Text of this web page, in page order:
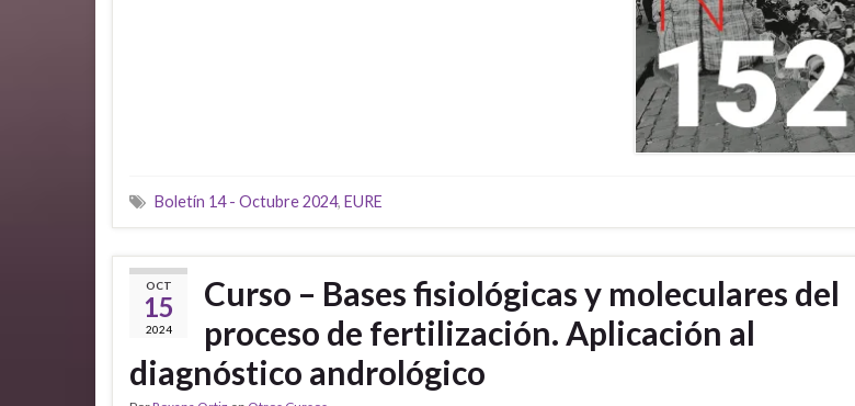
Boletín 14 - Octubre 2024, EURE
OCT
15
2024
Curso – Bases fisiológicas y moleculares del
proceso de fertilización. Aplicación al
diagnóstico andrológico